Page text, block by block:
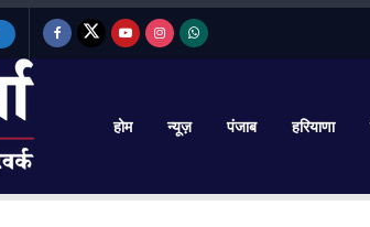
होम न्यूज़ पंजाब हरियाणा